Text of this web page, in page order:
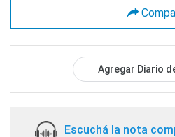
Agregar Diario
Escuchá la nota